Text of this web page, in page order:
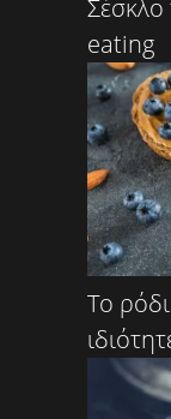
eating
Το